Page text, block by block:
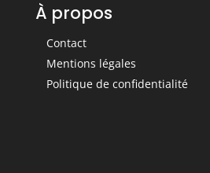
À propos
Contact
Mentions légales
Politique de confidentialité